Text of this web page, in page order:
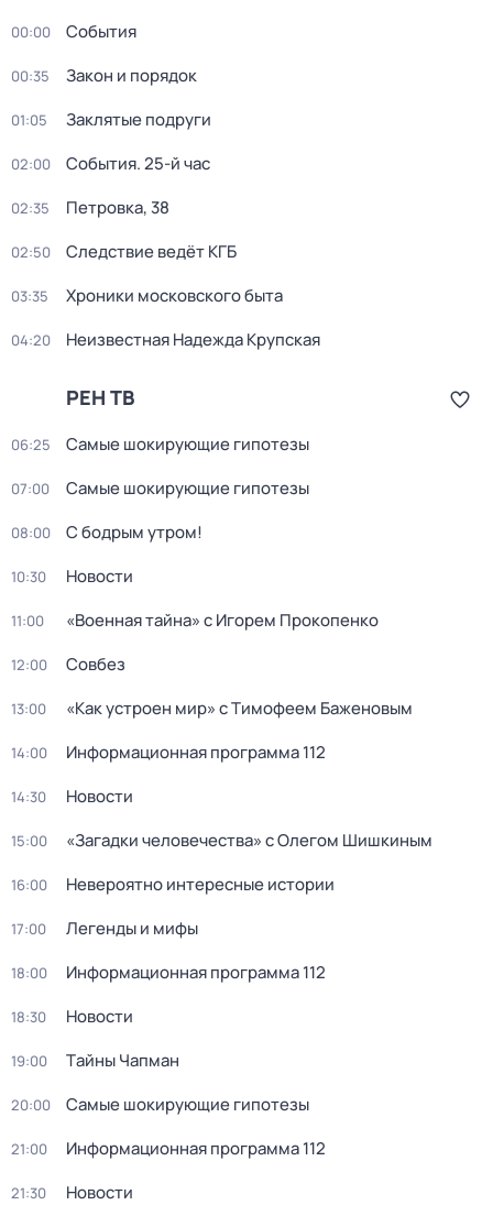
00:00 События
00:35 Закон и порядок
01:05 Заклятые подруги
02:00 События. 25-й час
02:35 Петровка, 38
02:50 Следствие ведёт КГБ
03:35 Хроники московского быта
04:20 Неизвестная Надежда Крупская
РЕН ТВ
06:25 Самые шoкиpующие гипотезы
07:00 Самые шoкиpующие гипотезы
08:00 С бодрым утром!
10:30 Новости
11:00 «Военная тайна» с Игорем Прокопенко
12:00 Совбез
13:00 «Как устроен мир» с Тимофеем Баженовым
14:00 Информационная программа 112
14:30 Новости
15:00 «Загадки человечества» с Олегом Шишкиным
16:00 Невероятно интересные истории
17:00 Легенды и мифы
18:00 Информационная программа 112
18:30 Новости
19:00 Тaйны Чапман
20:00 Самые шoкиpующие гипотезы
21:00 Информационная программа 112
21:30 Новости